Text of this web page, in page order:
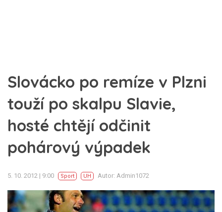
Slovácko po remíze v Plzni
touží po skalpu Slavie,
hosté chtějí odčinit
pohárový výpadek
5. 10. 2012 | 9:00 Sport UH Autor: Admin1072